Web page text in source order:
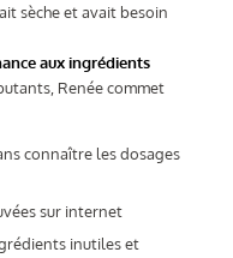
sèche et avait besoin
aux ingrédients
Renée commet
connaître les dosages
sur internet
inutiles et